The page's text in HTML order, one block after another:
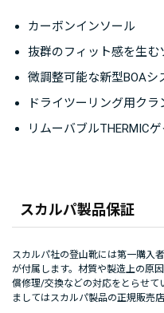
スカルパ製品保証
スカルパ社の登山靴には第一購入
が付属します。材質や製造上の原
償修理/交換などの対応をとらせて
ましてはスカルパ製品の正規販売
カーボンインソール
抜群のフィット感を生む
微調整可能な新型BOAシ
ドライツーリング用ク
リムーバブルTHERMIC